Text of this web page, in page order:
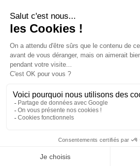
J'accepte lesconditions générales
confidentialité
PRODUITS
NOTRE SOCIÉTÉ
VOTRE COMPTE